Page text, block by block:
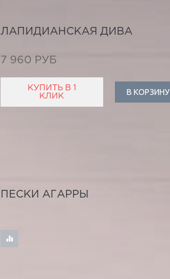
ЛАПИДИАНСКАЯ ДИВА
7 960 РУБ
КУПИТЬ В 1
КЛИК
В КОРЗИНУ
ПЕСКИ АГАРРЫ